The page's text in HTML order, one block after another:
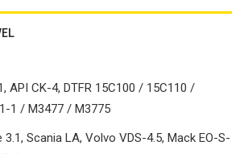
API CK-4, DTFR 15C100 / 15C110 /
1 / M3477 / M3775
3.1, Scania LA, Volvo VDS-4.5, Mack EO-S-